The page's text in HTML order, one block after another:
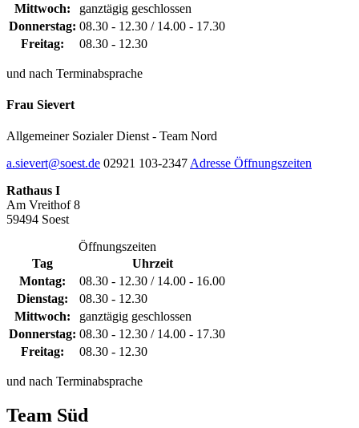
Mittwoch:
ganztägig geschlossen
Donnerstag: 08.30 - 12.30 / 14.00 - 17.30
Freitag:
08.30 - 12.30
und nach Terminabsprache
Frau Sievert
Allgemeiner Sozialer Dienst - Team Nord
a.sievert@soest.de 02921 103-2347 Adresse Öffnungszeiten
Rathaus I
Am Vreithof 8
59494 Soest
Öffnungszeiten
Tag
Uhrzeit
Montag:
08.30 - 12.30 / 14.00 - 16.00
Dienstag:
08.30 - 12.30
Mittwoch:
ganztägig geschlossen
Donnerstag: 08.30 - 12.30 / 14.00 - 17.30
Freitag:
08.30 - 12.30
und nach Terminabsprache
Team Süd